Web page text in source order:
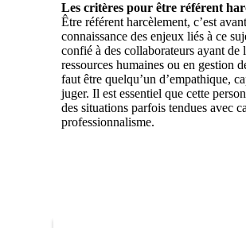
Les critères pour être référent
Être référent harcèlement, c’est
connaissance des enjeux liés à ce
confié à des collaborateurs ayant de
ressources humaines ou en gestion
faut être quelqu’un d’empathique,
juger. Il est essentiel que cette
des situations parfois tendues avec
professionnalisme.